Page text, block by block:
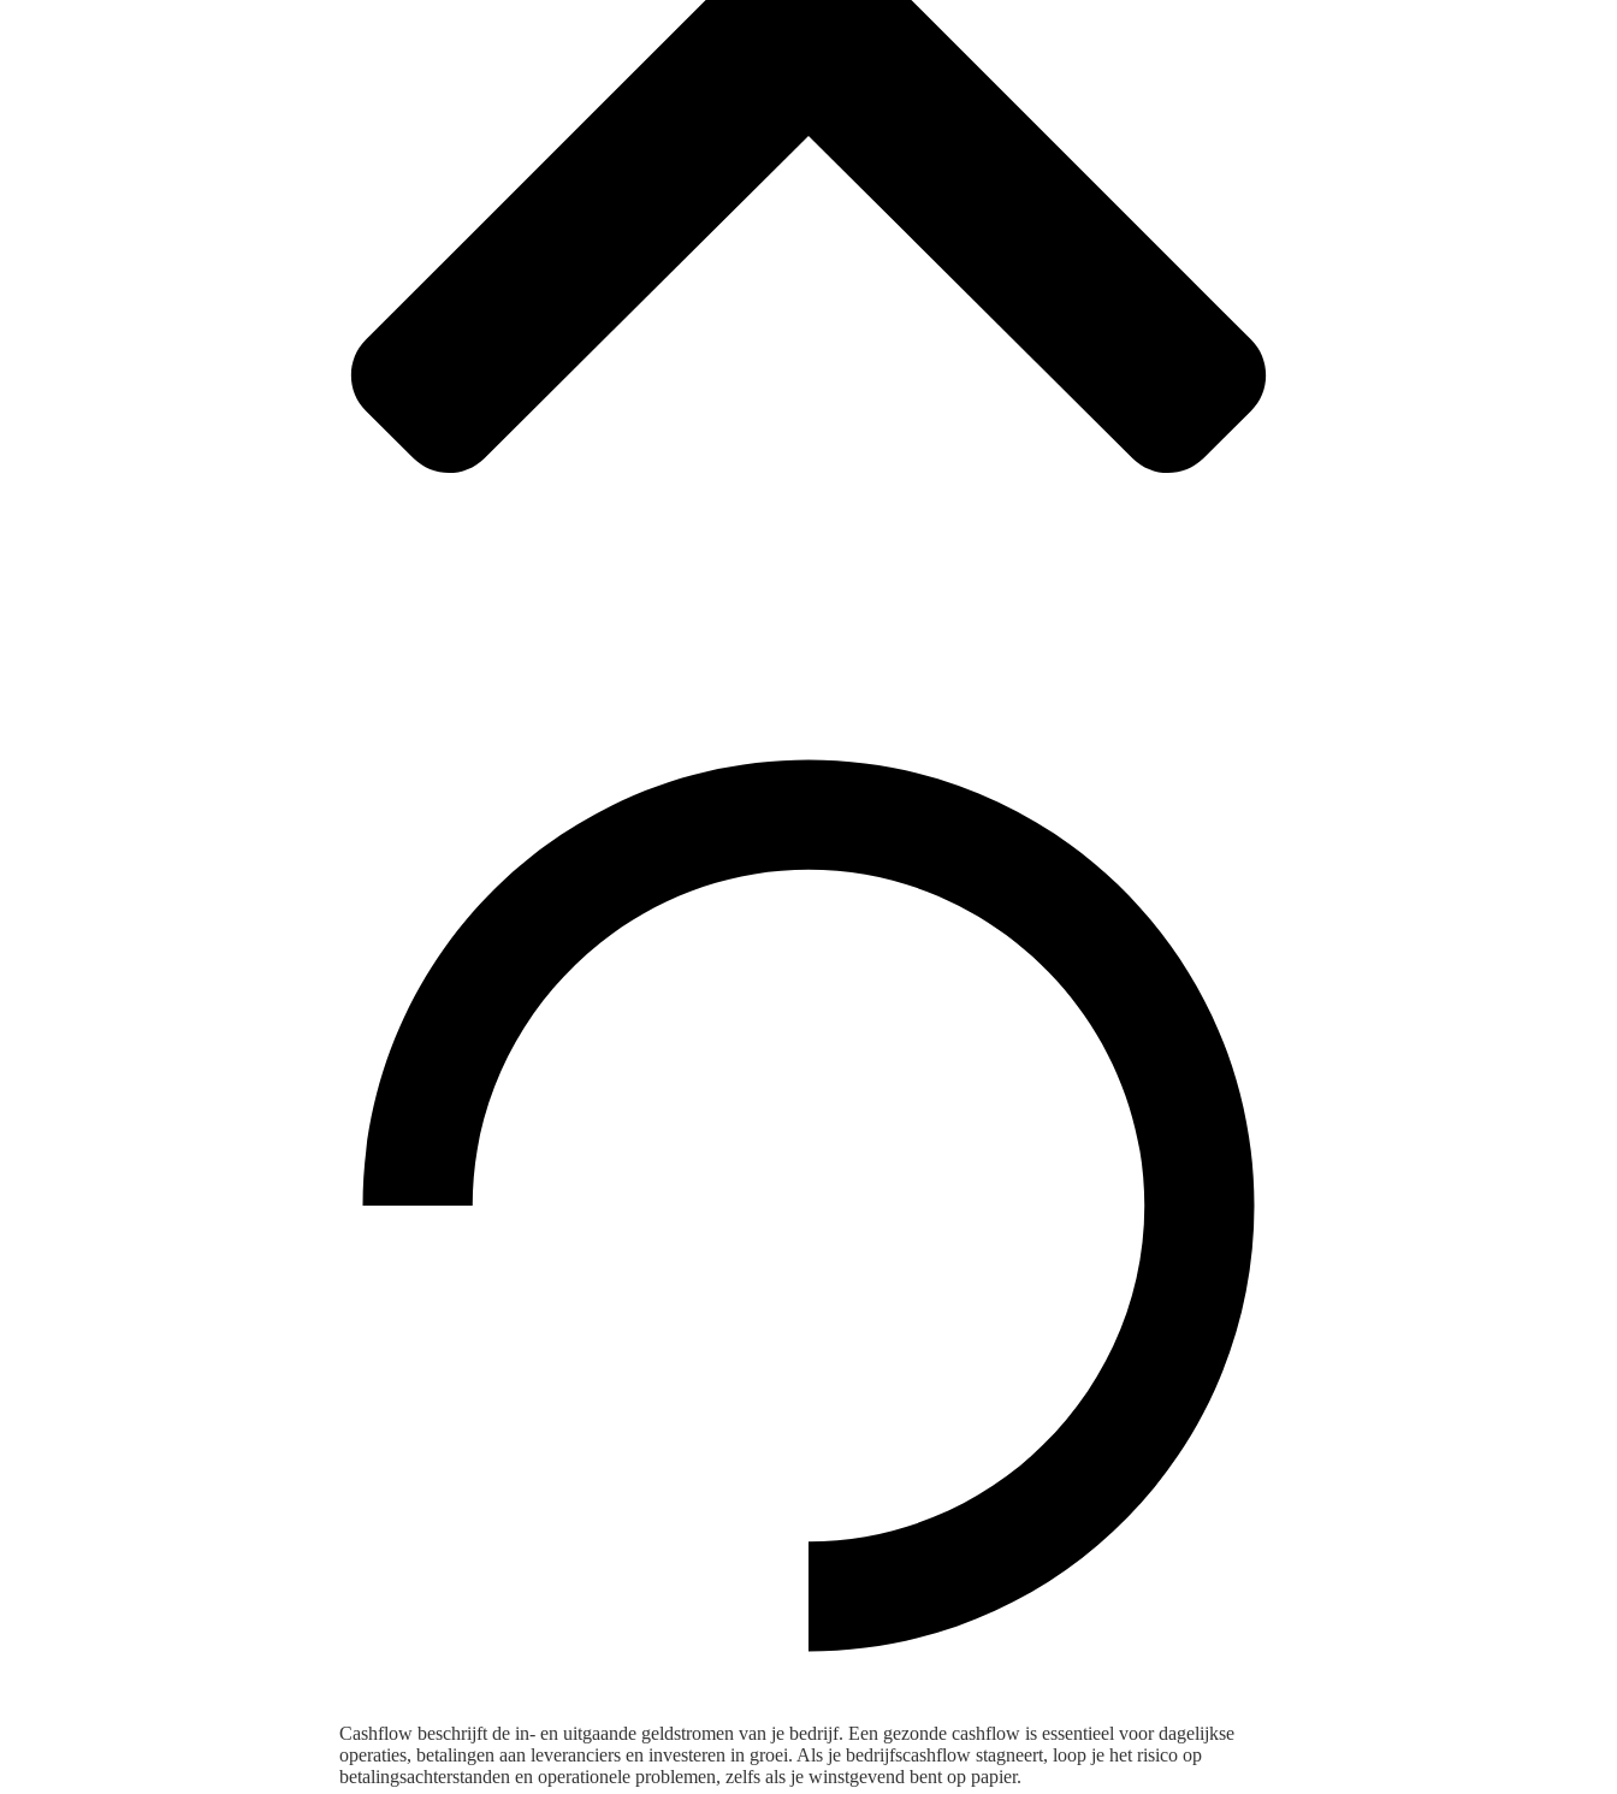
Cashflow beschrijft de in- en uitgaande geldstromen van je bedrijf. Een gezonde cashflow is essentieel voor dagelijkse
operaties, betalingen aan leveranciers en investeren in groei. Als je bedrijfscashflow stagneert, loop je het risico op
betalingsachterstanden en operationele problemen, zelfs als je winstgevend bent op papier.